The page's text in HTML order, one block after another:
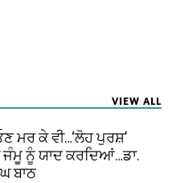
VIEW ALL
ਮਰ ਕੇ ਵੀ…‘ਲੋਹ ਪੁਰਸ਼’
ਨੂੰ ਯਾਦ ਕਰਦਿਆਂ…ਡਾ.
ਬਾਠ